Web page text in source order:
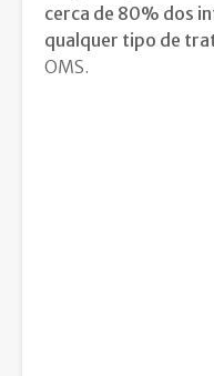
cerca de 80% dos
qualquer tipo de
OMS.